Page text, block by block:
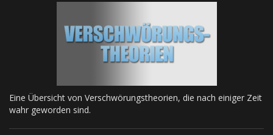
Eine Übersicht von Verschwörungstheorien, die nach einiger Zeit
wahr geworden sind.